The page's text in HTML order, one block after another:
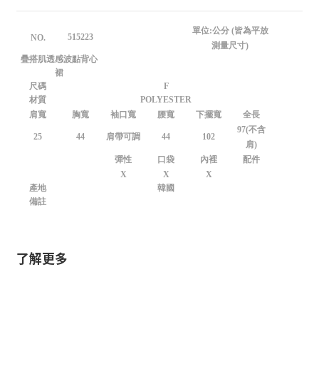
NO. 515223
單位:公分 (皆為平放
測量尺寸)
疊搭肌透感波點背心
裙
尺碼
F
材質
POLYESTER
肩寬
胸寬 袖口寬 腰寬 下擺寬 全長
25 44 肩帶可調 44 102
97(不含
肩)
彈性
口袋 內裡
配件
X
X
X
產地
韓國
備註
了解更多